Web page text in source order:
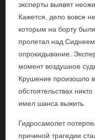
эксперты выявят
Кажется, дело вовсе
которым на борту
пролетал над
опрокидывание.
момент воздушное
Крушение произошло
обстоятельствах
имел шанса выжить.
Гидросамолет
причиной трагедии